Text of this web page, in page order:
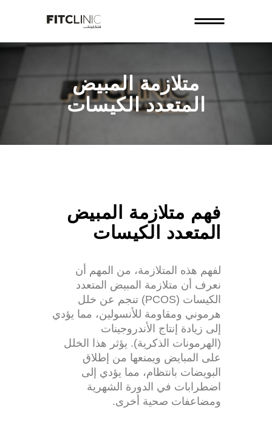
متلازمة المبيض
المتعدد الكيسات
فهم متلازمة المبيض
المتعدد الكيسات
لفهم هذه المتلازمة، من المهم أن
نعرف أن متلازمة المبيض المتعدد
الكيسات (PCOS) تنجم عن خلل
هرموني ومقاومة للأنسولين، مما يؤدي
إلى زيادة إنتاج الأندروجينات
(الهرمونات الذكرية). يؤثر هذا الخلل
على المبايض ويمنعها من إطلاق
البويضات بانتظام، مما يؤدي إلى
اضطرابات في الدورة الشهرية
ومضاعفات صحية أخرى.